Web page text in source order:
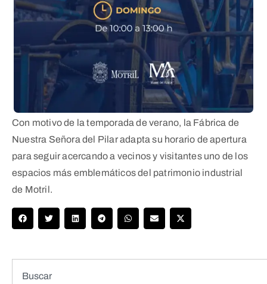
Con motivo de la temporada de verano, la Fábrica de
Nuestra Señora del Pilar adapta su horario de apertura
para seguir acercando a vecinos y visitantes uno de los
espacios más emblemáticos del patrimonio industrial
de Motril.